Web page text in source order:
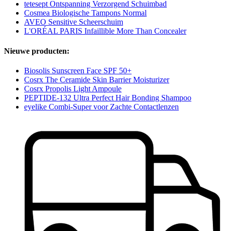
tetesept Ontspanning Verzorgend Schuimbad
Cosmea Biologische Tampons Normal
AVEO Sensitive Scheerschuim
L'ORÉAL PARIS Infaillible More Than Concealer
Nieuwe producten:
Biosolis Sunscreen Face SPF 50+
Cosrx The Ceramide Skin Barrier Moisturizer
Cosrx Propolis Light Ampoule
PEPTIDE-132 Ultra Perfect Hair Bonding Shampoo
eyelike Combi-Super voor Zachte Contactlenzen